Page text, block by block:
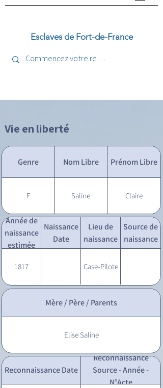
Esclaves de Fort-de-France
Vie en liberté
Genre Nom Libre Prénom Libre
F Saline Claire
Année de
naissance
estimée
Naissance
Date
Lieu de
naissance
Source de
naissance
1817 Case-Pilote
Mère / Père / Parents
Elise Saline
Reconnaissance Date
Reconnaissance
Source - Année -
N°Acte